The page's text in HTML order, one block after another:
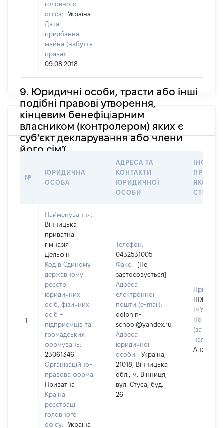
головного
офіса:
Україна
Дата
придбання
майна (набуття
права):
09.08.2018
9. Юридичні особи, трасти або інші
подібні правові утворення,
кінцевим бенефіціарним
власником (контролером) яких є
суб’єкт декларування або члени
його сім'ї
№
ЮРИДИЧНА
ОСОБА
АДРЕСА ТА
КОНТАКТИ
ЮРИДИЧНОЇ
ОСОБИ
ПРО
ЯКОЇ
1
Найменування:
Вінницька
приватна
гімназія
Дельфін
Код в Єдиному
державному
реєстрі
юридичних
осіб, фізичних
осіб –
підприємців та
громадських
формувань:
23061346
Організаційно-
правова форма:
Приватна
Країна
реєстрації
головного
офісу:
Україна
Телефон:
0432531005
Факс:
[Не
застосовується]
Адреса
електронної
пошти (e-mail):
dolphin-
school@yandex.ru
Адреса
юридичної
особи:
Україна,
21018, Вінницька
обл., м. Вінниця,
вул. Стуса, буд.
26
Ім'я:
По
(за